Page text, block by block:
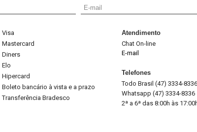
Visa
Mastercard
Diners
Elo
Hipercard
Boleto bancário à vista e a prazo
Transferência Bradesco
Atendimento
Chat On-line
E-mail
Telefones
Todo Brasil (47) 3334-8336
Whatsapp (47) 3334-8336
2ª a 6ª das 8:00h às